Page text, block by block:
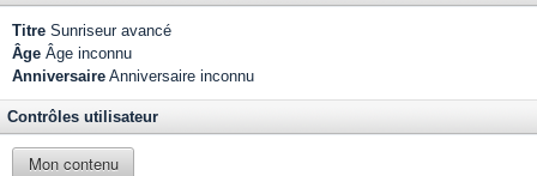
Titre Sunriseur avancé
Âge Âge inconnu
Anniversaire Anniversaire inconnu
Contrôles utilisateur
Mon contenu